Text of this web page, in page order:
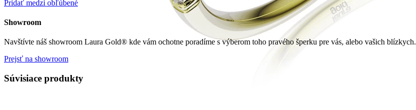
Pridať medzi obľúbené
Showroom
Navštívte náš showroom Laura Gold® kde vám ochotne poradíme s výberom toho pravého šperku pre vás, alebo vašich blízkych.
Prejsť na showroom
Súvisiace produkty